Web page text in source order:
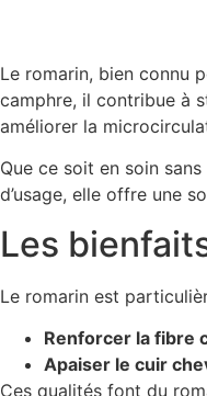
Le romarin, bien connu
camphre, il contribue à
améliorer la
Que ce soit en soin
d’usage, elle offre une
Les
Le romarin est
Renforcer la fibre
Apaiser le cuir
Ces qualités font du